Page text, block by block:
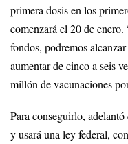
primera dosis en los
comenzará el 20 de
fondos, podremos
aumentar de cinco a seis
millón de vacunaciones
Para conseguirlo,
y usará una ley federal,